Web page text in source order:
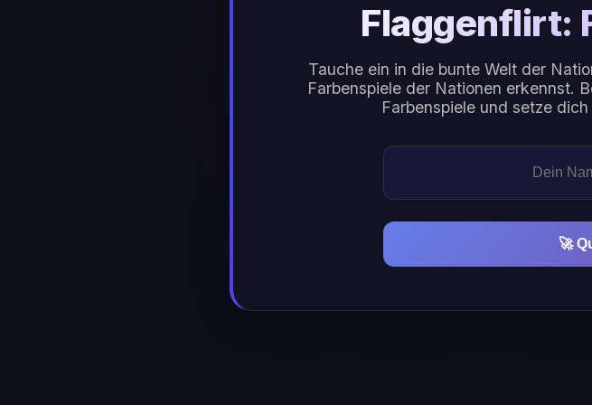
Flaggenflirt:
Tauche ein in die bunte Welt der
Farbenspiele der Nationen erkennst.
Farbenspiele und setze
🚀